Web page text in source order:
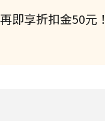
即享折扣金50元！